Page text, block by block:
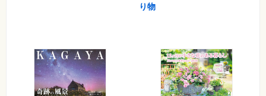
り物